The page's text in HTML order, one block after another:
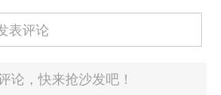
表评论
论，快来抢沙发吧！